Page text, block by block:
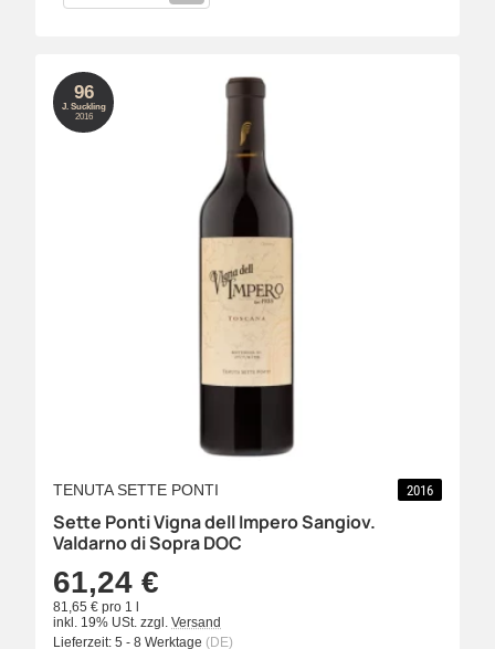
96
J. Suckling
2016
TENUTA SETTE PONTI 2016
Sette Ponti Vigna dell Impero Sangiov.
Valdarno di Sopra DOC
61,24 €
81,65 € pro 1 l
inkl. 19% USt. zzgl. Versand
Lieferzeit: 5 - 8 Werktage (DE)